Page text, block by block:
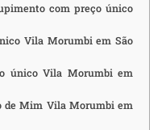
com preço único
Vila Morumbi em São
único Vila Morumbi em
de Mim Vila Morumbi em